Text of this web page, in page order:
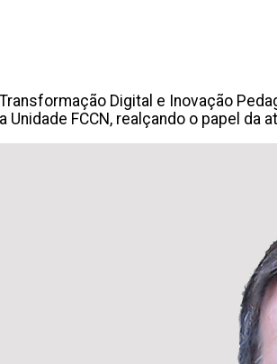
Digital e Inovação
Unidade FCCN, realçando o papel